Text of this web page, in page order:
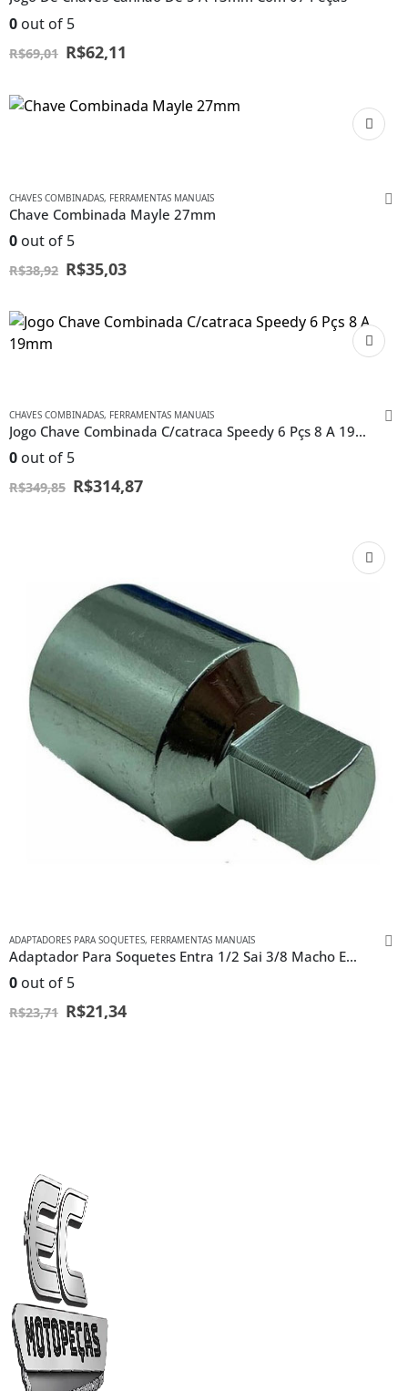
0 out of 5
R$69,01 R$62,11
CHAVES COMBINADAS, FERRAMENTAS MANUAIS
Chave Combinada Mayle 27mm
0 out of 5
R$38,92 R$35,03
CHAVES COMBINADAS, FERRAMENTAS MANUAIS
Jogo Chave Combinada C/catraca Speedy 6 Pçs 8 A 19mm
0 out of 5
R$349,85 R$314,87
ADAPTADORES PARA SOQUETES, FERRAMENTAS MANUAIS
Adaptador Para Soquetes Entra 1/2 Sai 3/8 Macho Em Aço Cr-v
0 out of 5
R$23,71 R$21,34